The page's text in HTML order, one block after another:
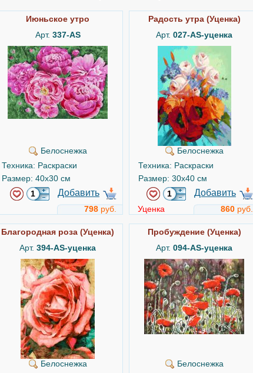
Июньское утро
Арт. 337-AS
Белоснежка
Техника: Раскраски
Размер: 40x30 см
Добавить
798 руб.
Радость утра (Уценка)
Арт. 027-AS-уценка
Белоснежка
Техника: Раскраски
Размер: 30x40 см
Добавить
Уценка 860 руб.
Благородная роза (Уценка)
Арт. 394-AS-уценка
Белоснежка
Пробуждение (Уценка)
Арт. 094-AS-уценка
Белоснежка